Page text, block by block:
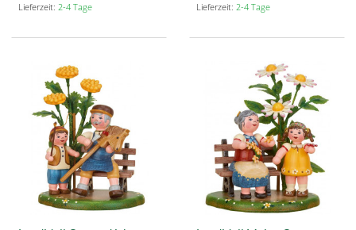
Lieferzeit: 2-4 Tage Lieferzeit: 2-4 Tage